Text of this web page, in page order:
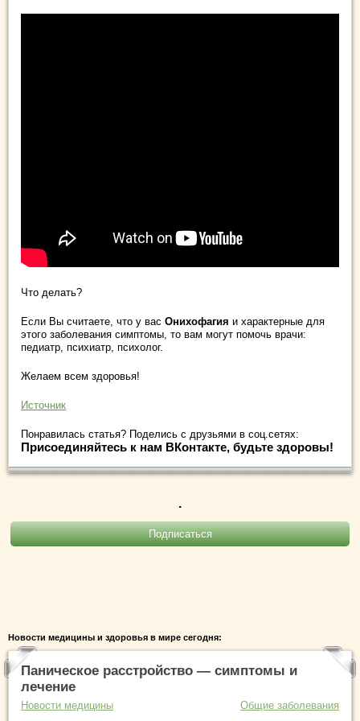
Что делать?
Если Вы считаете, что у вас Онихофагия и характерные для
этого заболевания симптомы, то вам могут помочь врачи:
педиатр, психиатр, психолог.
Желаем всем здоровья!
Источник
Понравилась статья? Поделись с друзьями в соц.сетях:
Присоединяйтесь к нам ВКонтакте, будьте здоровы!
.
Новости медицины и здоровья в мире сегодня:
Паническое расстройство — симптомы и
лечение
Новости медицины Общие заболевания